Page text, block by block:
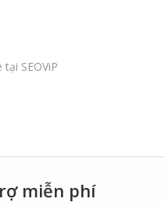
SEOViP
miễn phí